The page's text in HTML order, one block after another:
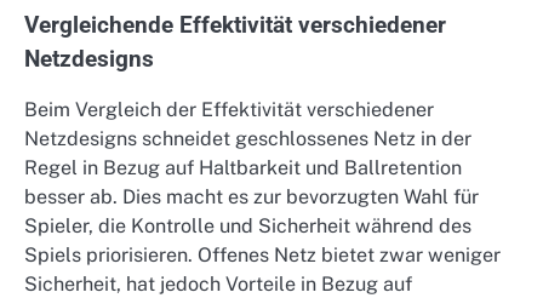
Vergleichende Effektivität verschiedener
Netzdesigns
Beim Vergleich der Effektivität verschiedener
Netzdesigns schneidet geschlossenes Netz in der
Regel in Bezug auf Haltbarkeit und Ballretention
besser ab. Dies macht es zur bevorzugten Wahl für
Spieler, die Kontrolle und Sicherheit während des
Spiels priorisieren. Offenes Netz bietet zwar weniger
Sicherheit, hat jedoch Vorteile in Bezug auf